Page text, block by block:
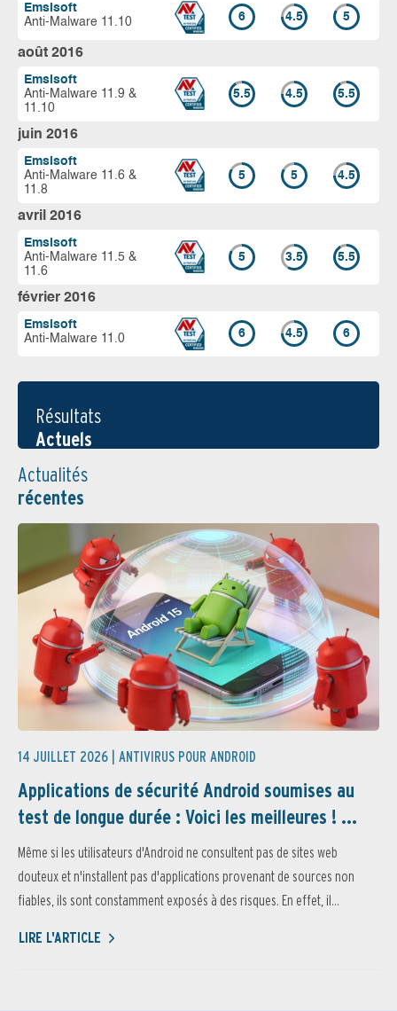
Emsisoft
Anti-Malware 11.10
6 4.5 5
août 2016
Emsisoft
Anti-Malware 11.9 &
11.10
5.5 4.5 5.5
juin 2016
Emsisoft
Anti-Malware 11.6 &
11.8
5 5 4.5
avril 2016
Emsisoft
Anti-Malware 11.5 &
11.6
5 3.5 5.5
février 2016
Emsisoft
Anti-Malware 11.0
6 4.5 6
Résultats
Actuels
Actualités
récentes
14 JUILLET 2026 | ANTIVIRUS POUR ANDROID
Applications de sécurité Android soumises au
test de longue durée : Voici les meilleures ! ...
Même si les utilisateurs d'Android ne consultent pas de sites web
douteux et n'installent pas d'applications provenant de sources non
fiables, ils sont constamment exposés à des risques. En effet, il...
LIRE L'ARTICLE